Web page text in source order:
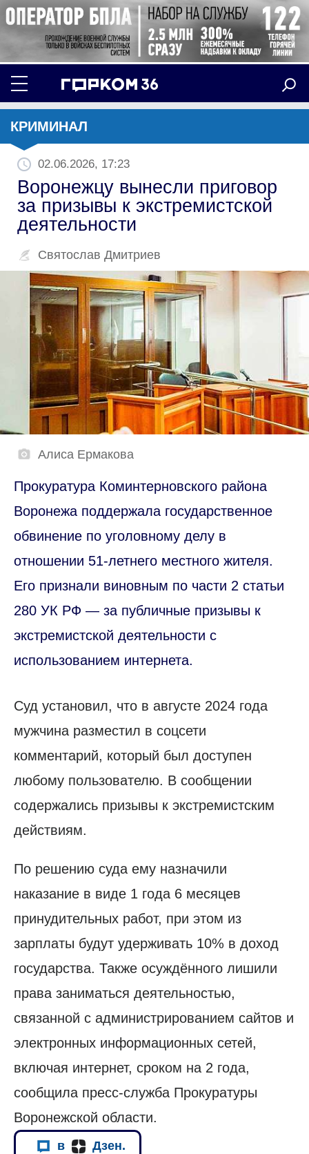
КРИМИНАЛ
02.06.2026, 17:23
Воронежцу вынесли приговор
за призывы к экстремистской
деятельности
Святослав Дмитриев
Алиса Ермакова
Прокуратура Коминтерновского района
Воронежа поддержала государственное
обвинение по уголовному делу в
отношении 51-летнего местного жителя.
Его признали виновным по части 2 статьи
280 УК РФ — за публичные призывы к
экстремистской деятельности с
использованием интернета.
Суд установил, что в августе 2024 года
мужчина разместил в соцсети
комментарий, который был доступен
любому пользователю. В сообщении
содержались призывы к экстремистским
действиям.
По решению суда ему назначили
наказание в виде 1 года 6 месяцев
принудительных работ, при этом из
зарплаты будут удерживать 10% в доход
государства. Также осуждённого лишили
права заниматься деятельностью,
связанной с администрированием сайтов и
электронных информационных сетей,
включая интернет, сроком на 2 года,
сообщила пресс-служба Прокуратуры
Воронежской области.
в Дзен.